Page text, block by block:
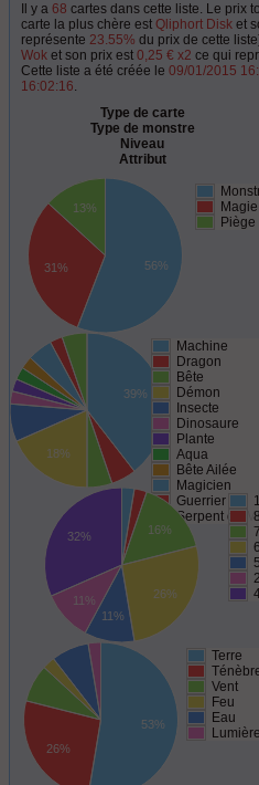
Il y a 68 cartes dans cette liste. Le prix
carte la plus chère est Qliphort Disk et
représente 23.55% du prix de cette
Wok et son prix est 0,25 € x2 ce qui
Cette liste a été créée le 09/01/2015
16:02:16.
Type de carte
Type de monstre
Niveau
Attribut
Magie
Piège
56%
31%
13%
Machine
Dragon
Bête
Démon
Insecte
Dinosaure
Plante
Aqua
Bête Ailée
Magicien
Guerrier
Serpent de
39%
18%
8
7
6
5
2
4
16%
26%
11%
11%
32%
Terre
Vent
Feu
Eau
Lumière
53%
26%